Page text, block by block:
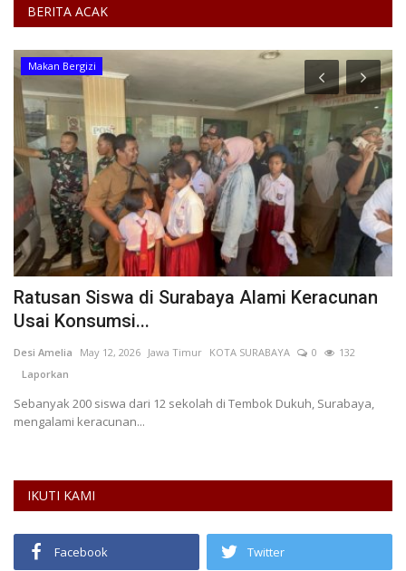
BERITA ACAK
Makan Bergizi
Ratusan Siswa di Surabaya Alami Keracunan
Usai Konsumsi...
Desi Amelia May 12, 2026 Jawa Timur KOTA SURABAYA 0
132
Laporkan
Sebanyak 200 siswa dari 12 sekolah di Tembok Dukuh, Surabaya,
mengalami keracunan...
IKUTI KAMI
Facebook Twitter